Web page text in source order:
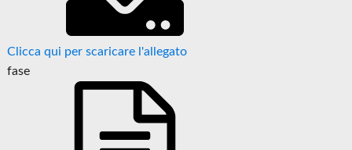
Clicca qui per scaricare l'allegato
fase